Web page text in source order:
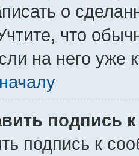
о
что
на него уже
подпись
подпись к